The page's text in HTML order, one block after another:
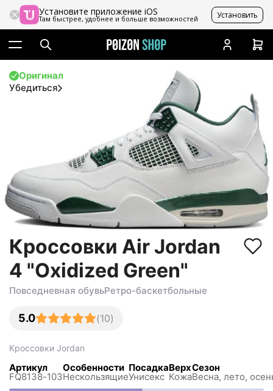
Установите приложение iOS
Там быстрее, удобнее и больше возможностей Установить
Оригинал
Убедиться
Кроссовки Air Jordan
4 "Oxidized Green"
Повседневная обувьРетро-баскетбольные
5.0 (10)
Кроссовки Jordan
Артикул
FQ8138-103
Особенности
Нескользящиe
Посадка
Унисекс
Верх
Кожа
Сезон
Весна, лето,